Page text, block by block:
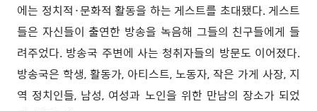
에는 정치적·문화적 활동을 하는 게스트를 초대됐다. 게스트
들은 자신들이 출연한 방송을 녹음해 그들의 친구들에게 들
려주었다. 방송국 주변에 사는 청취자들의 방문도 이어졌다.
방송국은 학생, 활동가, 아티스트, 노동자, 작은 가게 사장, 지
역 정치인들, 남성, 여성과 노인을 위한 만남의 장소가 되었